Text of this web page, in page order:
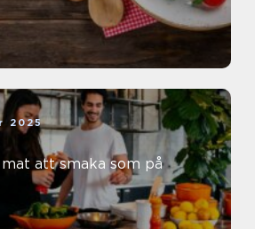
2025
att smaka som på